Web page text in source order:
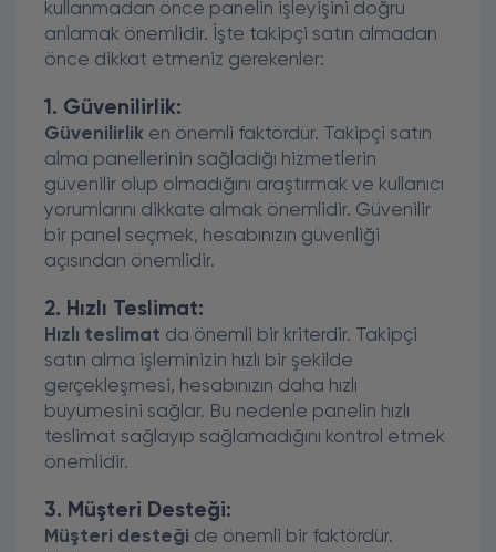
kullanmadan önce panelin işleyişini doğru
anlamak önemlidir. İşte takipçi satın almadan
önce dikkat etmeniz gerekenler:
1. Güvenilirlik:
Güvenilirlik en önemli faktördür. Takipçi satın
alma panellerinin sağladığı hizmetlerin
güvenilir olup olmadığını araştırmak ve kullanıcı
yorumlarını dikkate almak önemlidir. Güvenilir
bir panel seçmek, hesabınızın güvenliği
açısından önemlidir.
2. Hızlı Teslimat:
Hızlı teslimat da önemli bir kriterdir. Takipçi
satın alma işleminizin hızlı bir şekilde
gerçekleşmesi, hesabınızın daha hızlı
büyümesini sağlar. Bu nedenle panelin hızlı
teslimat sağlayıp sağlamadığını kontrol etmek
önemlidir.
3. Müşteri Desteği:
Müşteri desteği de önemli bir faktördür.